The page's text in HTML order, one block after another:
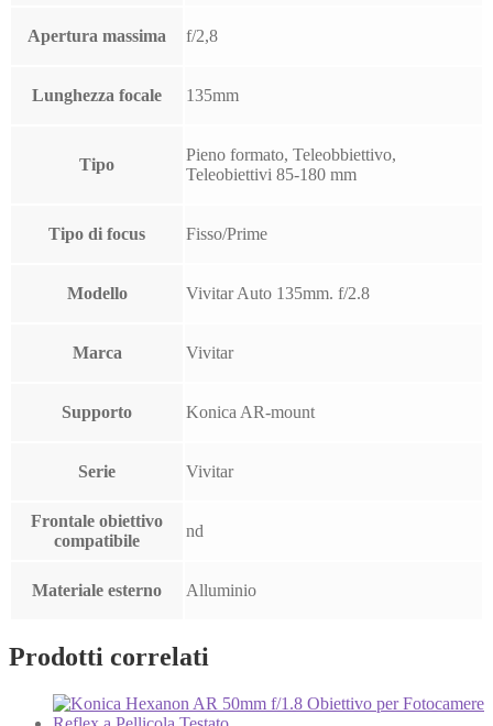
Apertura massima f/2,8
Lunghezza focale 135mm
Tipo
Pieno formato, Teleobbiettivo,
Teleobiettivi 85-180 mm
Tipo di focus Fisso/Prime
Modello Vivitar Auto 135mm. f/2.8
Marca Vivitar
Supporto Konica AR-mount
Serie Vivitar
Frontale obiettivo
compatibile
nd
Materiale esterno Alluminio
Prodotti correlati